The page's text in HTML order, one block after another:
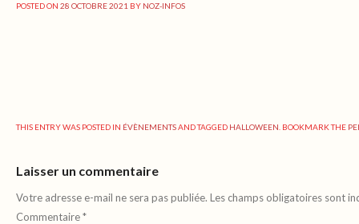
POSTED ON 28 OCTOBRE 2021 BY NOZ-INFOS
THIS ENTRY WAS POSTED IN ÉVÈNEMENTSAND TAGGED HALLOWEEN . BOOKMARK THE
Laisser un commentaire
Votre adresse e-mail ne sera pas publiée. Les champs obligatoires sont
Commentaire*